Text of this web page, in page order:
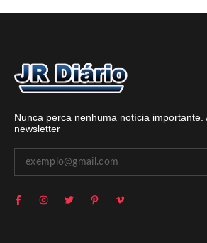
Nunca perca nenhuma notícia importante.
newsletter